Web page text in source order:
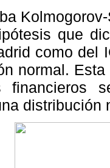
que
como del
normal.
financieros
distribución